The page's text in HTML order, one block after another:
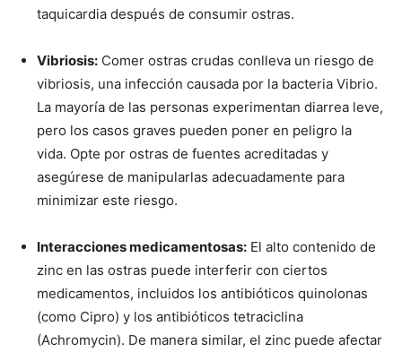
taquicardia después de consumir ostras.
Vibriosis: Comer ostras crudas conlleva un riesgo de
vibriosis, una infección causada por la bacteria Vibrio.
La mayoría de las personas experimentan diarrea leve,
pero los casos graves pueden poner en peligro la
vida. Opte por ostras de fuentes acreditadas y
asegúrese de manipularlas adecuadamente para
minimizar este riesgo.
Interacciones medicamentosas: El alto contenido de
zinc en las ostras puede interferir con ciertos
medicamentos, incluidos los antibióticos quinolonas
(como Cipro) y los antibióticos tetraciclina
(Achromycin). De manera similar, el zinc puede afectar